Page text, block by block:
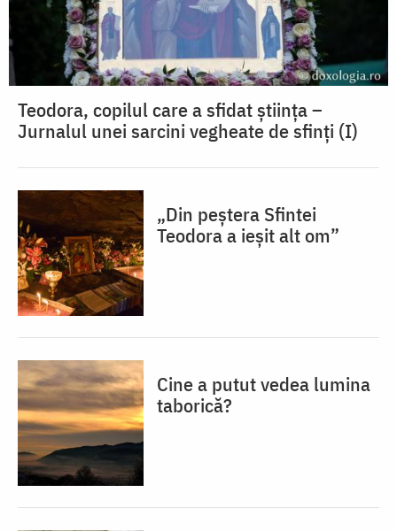
Teodora, copilul care a sfidat știința –
Jurnalul unei sarcini vegheate de sfinți (I)
„Din peștera Sfintei
Teodora a ieșit alt om”
Cine a putut vedea lumina
taborică?